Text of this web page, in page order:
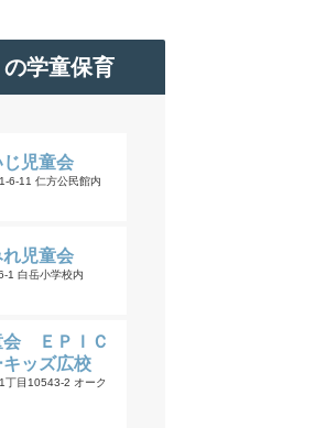
学童保育
児童会
6-11 仁方公民館内
児童会
1 白岳小学校内
会 ＥＰＩＣ
キッズ広校
丁目10543-2 オーク